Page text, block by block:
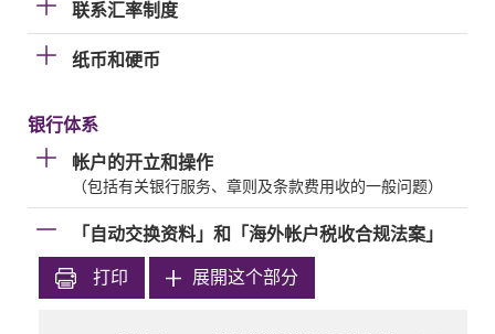
联系汇率制度
纸币和硬币
银行体系
帐户的开立和操作
（包括有关银行服务、章则及条款费用收的一般问题）
「自动交换资料」和「海外帐户税收合规法案」
打印 展開这个部分